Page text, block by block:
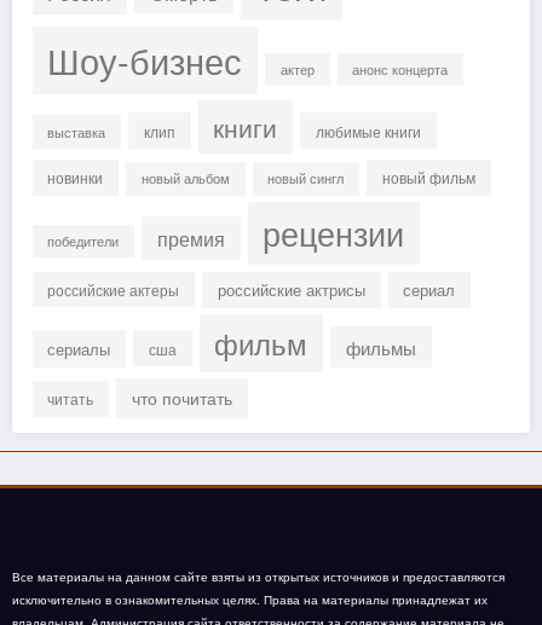
Шоу-бизнес актер анонс концерта
выставка клип книги любимые книги
новинки новый альбом новый сингл новый фильм
победители премия рецензии
российские актеры российские актрисы сериал
сериалы сша фильм фильмы
читать что почитать
Все материалы на данном сайте взяты из открытых источников и предоставляются
исключительно в ознакомительных целях. Права на материалы принадлежат их